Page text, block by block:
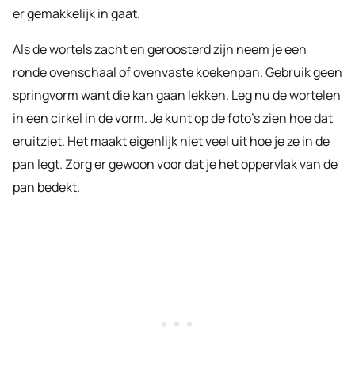
er gemakkelijk in gaat.
Als de wortels zacht en geroosterd zijn neem je een
ronde ovenschaal of ovenvaste koekenpan. Gebruik geen
springvorm want die kan gaan lekken. Leg nu de wortelen
in een cirkel in de vorm. Je kunt op de foto’s zien hoe dat
eruitziet. Het maakt eigenlijk niet veel uit hoe je ze in de
pan legt. Zorg er gewoon voor dat je het oppervlak van de
pan bedekt.